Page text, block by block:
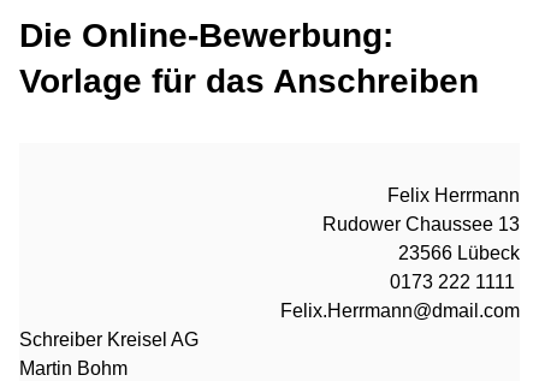
Die Online-Bewerbung:
Vorlage für das Anschreiben
Felix Herrmann
Rudower Chaussee 13
23566 Lübeck
0173 222 1111
Felix.Herrmann@dmail.com
Schreiber Kreisel AG
Martin Bohm